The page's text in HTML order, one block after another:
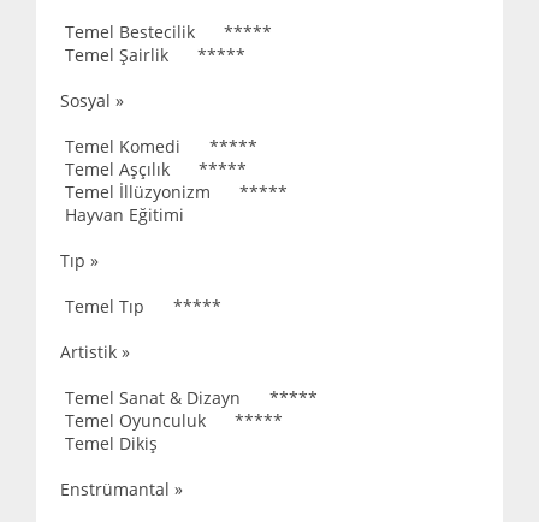
Temel Bestecilik *****
Temel Şairlik *****
Sosyal »
Temel Komedi *****
Temel Aşçılık *****
Temel İllüzyonizm *****
Hayvan Eğitimi
Tıp »
Temel Tıp *****
Artistik »
Temel Sanat & Dizayn *****
Temel Oyunculuk *****
Temel Dikiş
Enstrümantal »